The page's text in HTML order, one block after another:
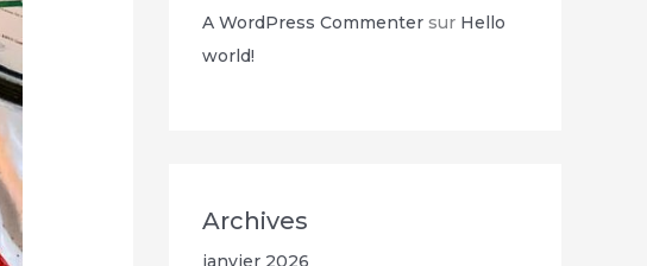
A WordPress Commenter sur Hello
world!
Archives
janvier 2026